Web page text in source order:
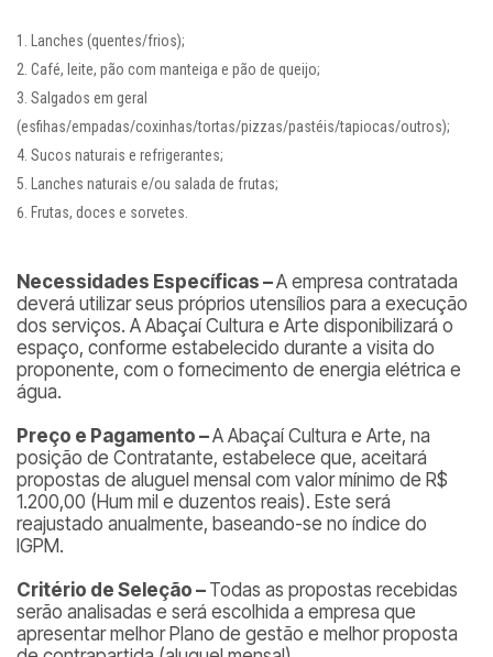
Lanches (quentes/frios);
Café, leite, pão com manteiga e pão de queijo;
Salgados em geral
(esfihas/empadas/coxinhas/tortas/pizzas/pastéis/tapiocas/outros);
Sucos naturais e refrigerantes;
Lanches naturais e/ou salada de frutas;
Frutas, doces e sorvetes.
Necessidades Específicas –A empresa contratada
deverá utilizar seus próprios utensílios para a execução
dos serviços. A Abaçaí Cultura e Arte disponibilizará o
espaço, conforme estabelecido durante a visita do
proponente, com o fornecimento de energia elétrica e
água.
Preço e Pagamento –A Abaçaí Cultura e Arte, na
posição de Contratante, estabelece que, aceitará
propostas de aluguel mensal com valor mínimo de R$
1.200,00 (Hum mil e duzentos reais). Este será
reajustado anualmente, baseando-se no índice do
IGPM.
Critério de Seleção – Todas as propostas recebidas
serão analisadas e será escolhida a empresa que
apresentar melhor Plano de gestão e melhor proposta